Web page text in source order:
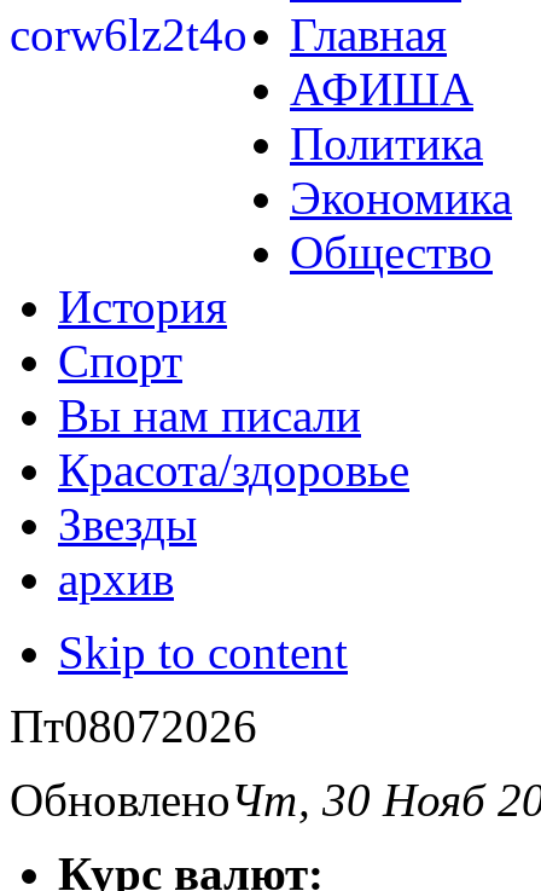
Главная
АФИША
Политика
Экономика
Общество
История
Спорт
Вы нам писали
Красота/здоровье
Звезды
архив
Skip to content
Пт08072026
ОбновленоЧт, 30 Нояб
Курс валют: